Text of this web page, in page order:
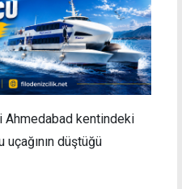
Ahmedabad kentindeki
uçağının düştüğü